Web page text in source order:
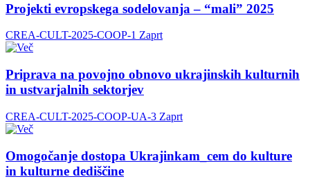
Projekti evropskega sodelovanja – “mali” 2025
CREA-CULT-2025-COOP-1 Zaprt
Priprava na povojno obnovo ukrajinskih kulturnih
in ustvarjalnih sektorjev
CREA-CULT-2025-COOP-UA-3 Zaprt
Omogočanje dostopa Ukrajinkam_cem do kulture
in kulturne dediščine